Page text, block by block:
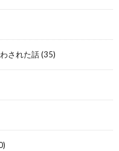
された話(35)